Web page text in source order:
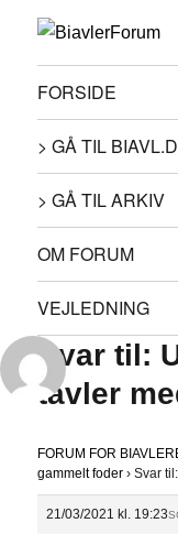
FORSIDE
> GÅ TIL
> GÅ TIL ARKIV
OM FORUM
VEJLEDNING
Svar til:
tavler
FORUM FOR
gammelt foder › Svar
21/03/2021 kl. 19:23